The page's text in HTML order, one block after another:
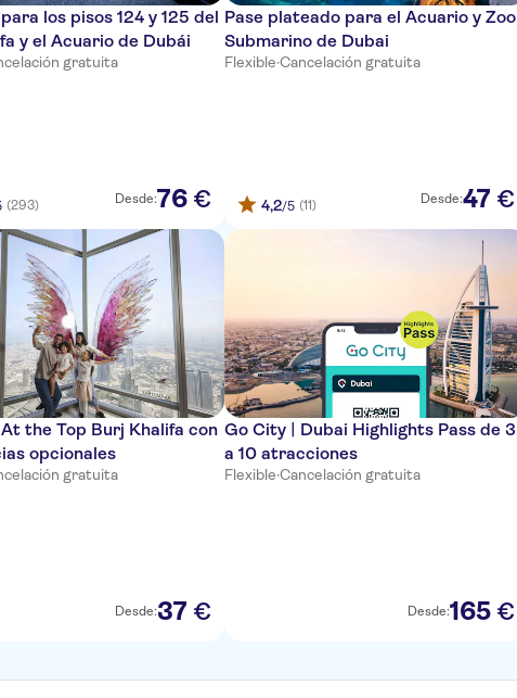
los pisos 124 y 125 del
y el Acuario de Dubái
gratuita
(293) Desde:76 €
Pase plateado para el Acuario y Zoo
Submarino de Dubai
Flexible·Cancelación gratuita
4,2/5 (11) Desde:47 €
the Top Burj Khalifa con
opcionales
gratuita
Desde:37 €
Go City | Dubai Highlights Pass de 3
a 10 atracciones
Flexible·Cancelación gratuita
Desde:165 €